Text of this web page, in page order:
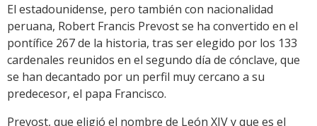
El estadounidense, pero también con nacionalidad
peruana, Robert Francis Prevost se ha convertido en el
pontífice 267 de la historia, tras ser elegido por los 133
cardenales reunidos en el segundo día de cónclave, que
se han decantado por un perfil muy cercano a su
predecesor, el papa Francisco.
Prevost, que eligió el nombre de León XIV y que es el